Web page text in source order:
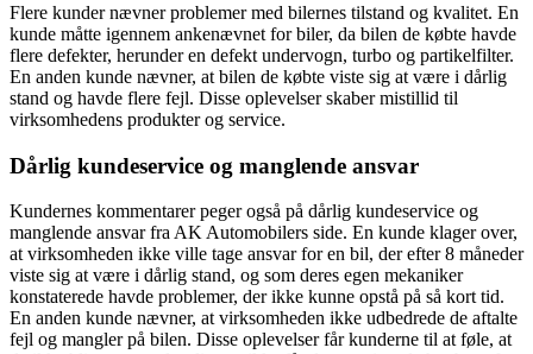
Flere kunder nævner problemer med bilernes tilstand og kvalitet. En
kunde måtte igennem ankenævnet for biler, da bilen de købte havde
flere defekter, herunder en defekt undervogn, turbo og partikelfilter.
En anden kunde nævner, at bilen de købte viste sig at være i dårlig
stand og havde flere fejl. Disse oplevelser skaber mistillid til
virksomhedens produkter og service.
Dårlig kundeservice og manglende ansvar
Kundernes kommentarer peger også på dårlig kundeservice og
manglende ansvar fra AK Automobilers side. En kunde klager over,
at virksomheden ikke ville tage ansvar for en bil, der efter 8 måneder
viste sig at være i dårlig stand, og som deres egen mekaniker
konstaterede havde problemer, der ikke kunne opstå på så kort tid.
En anden kunde nævner, at virksomheden ikke udbedrede de aftalte
fejl og mangler på bilen. Disse oplevelser får kunderne til at føle, at